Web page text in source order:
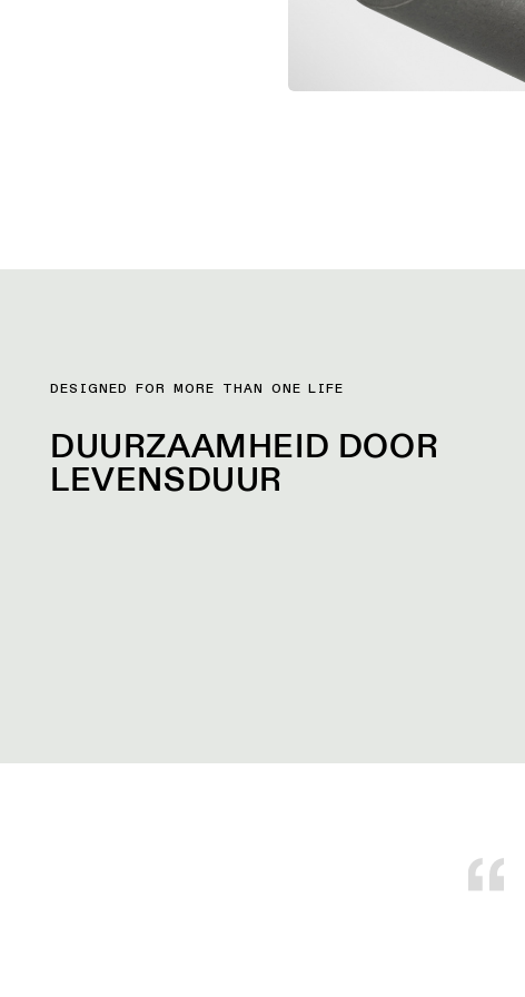
DUURZAAMHEID DOOR
LEVENSDUUR
DESIGNED FOR MORE THAN ONE LIFE